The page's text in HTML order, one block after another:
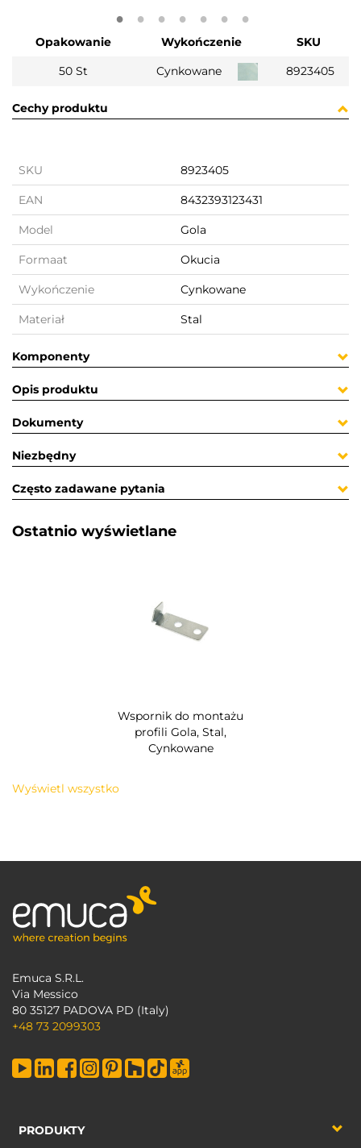
Opakowanie Wykończenie
SKU
50 St
Cynkowane 8923405
Cechy produktu
SKU 8923405
EAN 8432393123431
Model Gola
Formaat Okucia
Wykończenie Cynkowane
Materiał Stal
Komponenty
Opis produktu
Dokumenty
Niezbędny
Często zadawane pytania
Ostatnio wyświetlane​
Wspornik do montażu
profili Gola, Stal,
Cynkowane
Wyświetl wszystko
Emuca S.R.L.
Via Messico
80 35127 PADOVA PD (Italy)
+48 73 2099303
PRODUKTY